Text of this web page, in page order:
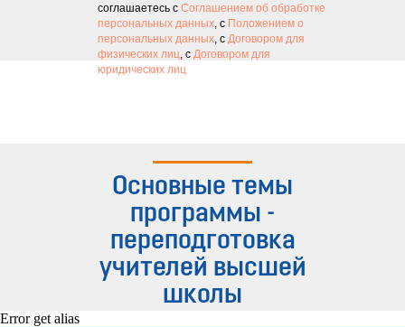
соглашаетесь с Соглашением об обработке
персональных данных, с Положением о
персональных данных, с Договором для
физических лиц, с Договором для
юридических лиц
Основные темы
программы -
переподготовка
учителей высшей
школы
Error get alias